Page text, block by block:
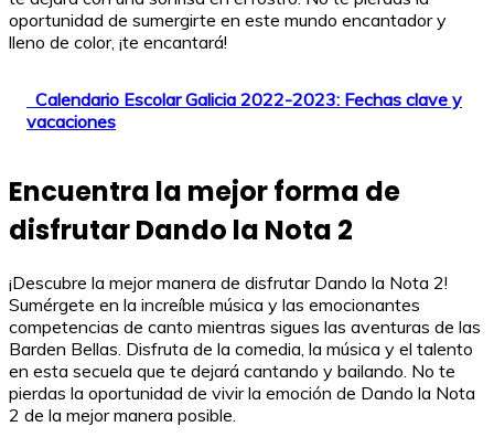
oportunidad de sumergirte en este mundo encantador y
lleno de color, ¡te encantará!
Calendario Escolar Galicia 2022-2023: Fechas clave y
vacaciones
Encuentra la mejor forma de
disfrutar Dando la Nota 2
¡Descubre la mejor manera de disfrutar Dando la Nota 2!
Sumérgete en la increíble música y las emocionantes
competencias de canto mientras sigues las aventuras de las
Barden Bellas. Disfruta de la comedia, la música y el talento
en esta secuela que te dejará cantando y bailando. No te
pierdas la oportunidad de vivir la emoción de Dando la Nota
2 de la mejor manera posible.